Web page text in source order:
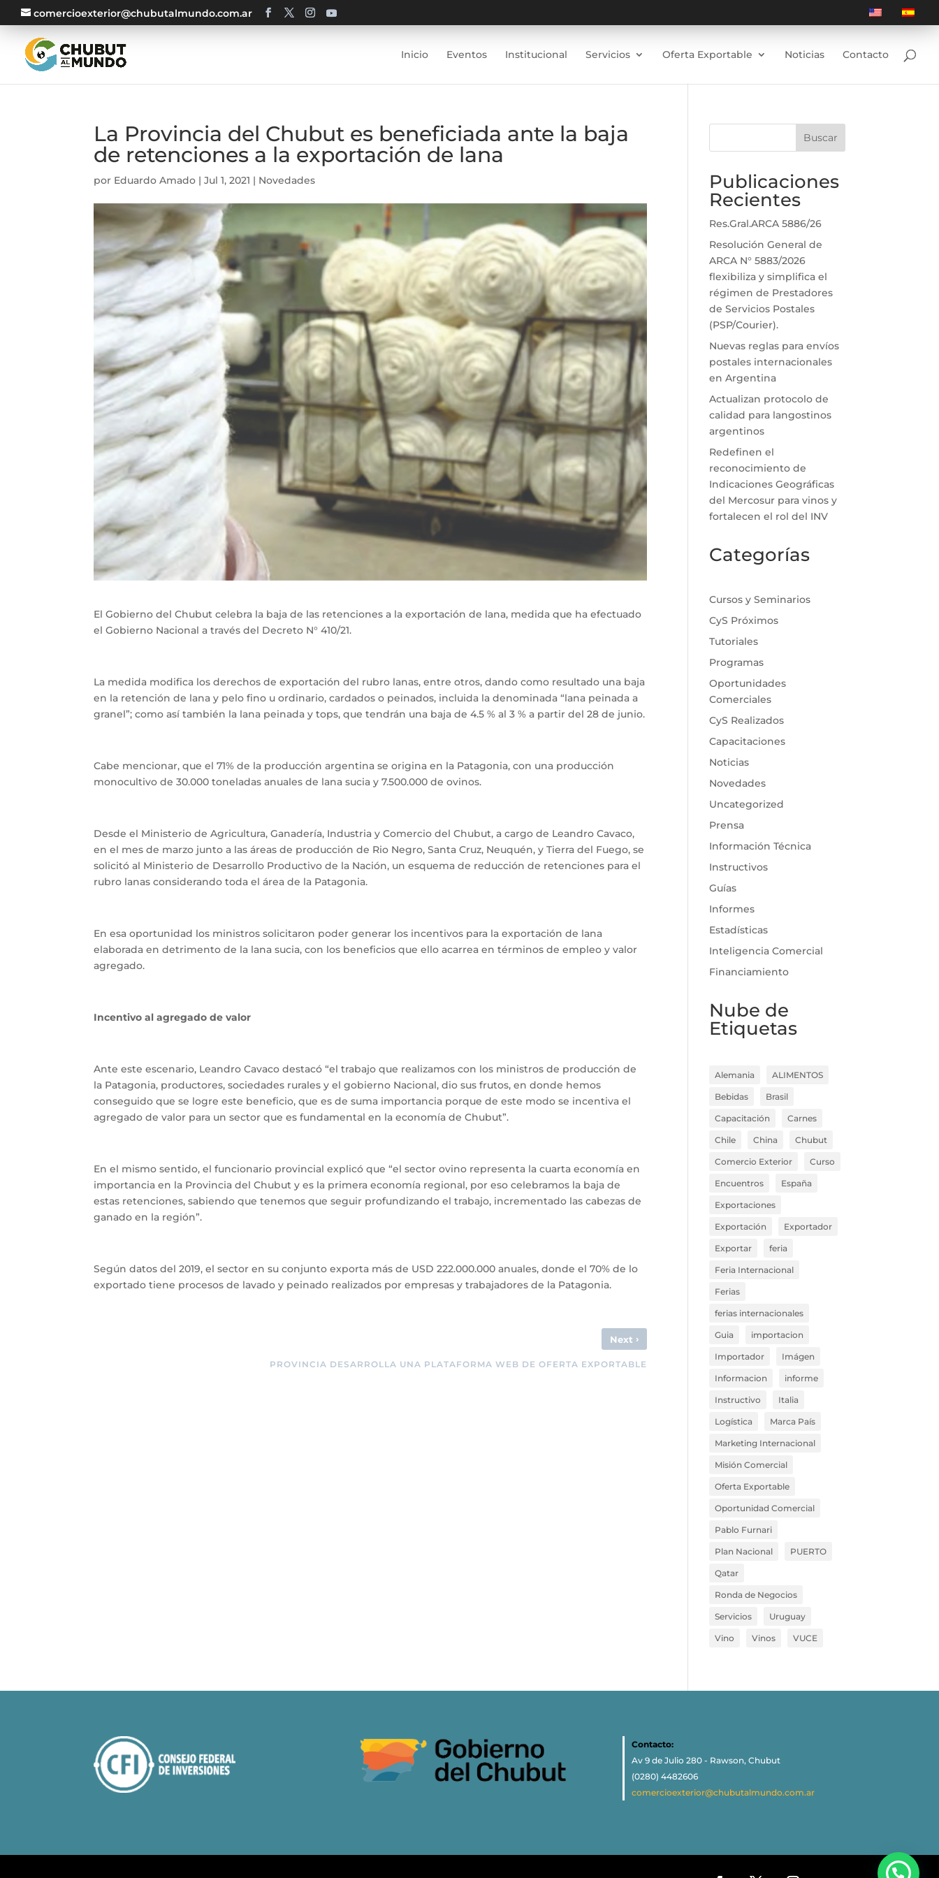
comercioexterior@chubutalmundo.com.ar
Inicio Eventos Institucional Servicios Oferta Exportable Noticias Contacto
La Provincia del Chubut es beneficiada ante la baja
de retenciones a la exportación de lana
por Eduardo Amado |Jul 1, 2021 | Novedades
El Gobierno del Chubut celebra la baja de las retenciones a la exportación de lana, medida que ha efectuado
el Gobierno Nacional a través del Decreto N° 410/21.
La medida modifica los derechos de exportación del rubro lanas, entre otros, dando como resultado una baja
en la retención de lana y pelo fino u ordinario, cardados o peinados, incluida la denominada “lana peinada a
granel”; como así también la lana peinada y tops, que tendrán una baja de 4.5 % al 3 % a partir del 28 de junio.
Cabe mencionar, que el 71% de la producción argentina se origina en la Patagonia, con una producción
monocultivo de 30.000 toneladas anuales de lana sucia y 7.500.000 de ovinos.
Desde el Ministerio de Agricultura, Ganadería, Industria y Comercio del Chubut, a cargo de Leandro Cavaco,
en el mes de marzo junto a las áreas de producción de Rio Negro, Santa Cruz, Neuquén, y Tierra del Fuego, se
solicitó al Ministerio de Desarrollo Productivo de la Nación, un esquema de reducción de retenciones para el
rubro lanas considerando toda el área de la Patagonia.
En esa oportunidad los ministros solicitaron poder generar los incentivos para la exportación de lana
elaborada en detrimento de la lana sucia, con los beneficios que ello acarrea en términos de empleo y valor
agregado.
Incentivo al agregado de valor
Ante este escenario, Leandro Cavaco destacó “el trabajo que realizamos con los ministros de producción de
la Patagonia, productores, sociedades rurales y el gobierno Nacional, dio sus frutos, en donde hemos
conseguido que se logre este beneficio, que es de suma importancia porque de este modo se incentiva el
agregado de valor para un sector que es fundamental en la economía de Chubut”.
En el mismo sentido, el funcionario provincial explicó que “el sector ovino representa la cuarta economía en
importancia en la Provincia del Chubut y es la primera economía regional, por eso celebramos la baja de
estas retenciones, sabiendo que tenemos que seguir profundizando el trabajo, incrementado las cabezas de
ganado en la región”.
Según datos del 2019, el sector en su conjunto exporta más de USD 222.000.000 anuales, donde el 70% de lo
exportado tiene procesos de lavado y peinado realizados por empresas y trabajadores de la Patagonia.
Next ›
PROVINCIA DESARROLLA UNA PLATAFORMA WEB DE OFERTA EXPORTABLE
Buscar
Publicaciones
Recientes
Res.Gral.ARCA 5886/26
Resolución General de
ARCA N° 5883/2026
flexibiliza y simplifica el
régimen de Prestadores
de Servicios Postales
(PSP/Courier).
Nuevas reglas para envíos
postales internacionales
en Argentina
Actualizan protocolo de
calidad para langostinos
argentinos
Redefinen el
reconocimiento de
Indicaciones Geográficas
del Mercosur para vinos y
fortalecen el rol del INV
Categorías
Cursos y Seminarios
CyS Próximos
Tutoriales
Programas
Oportunidades
Comerciales
CyS Realizados
Capacitaciones
Noticias
Novedades
Uncategorized
Prensa
Información Técnica
Instructivos
Guías
Informes
Estadísticas
Inteligencia Comercial
Financiamiento
Nube de
Etiquetas
Alemania ALIMENTOS
Bebidas Brasil
Capacitación Carnes
Chile China Chubut
Comercio Exterior Curso
Encuentros España
Exportaciones
Exportación Exportador
Exportar feria
Feria Internacional
Ferias
ferias internacionales
Guia importacion
Importador Imágen
Informacion informe
Instructivo Italia
Logística Marca País
Marketing Internacional
Misión Comercial
Oferta Exportable
Oportunidad Comercial
Pablo Furnari
Plan Nacional PUERTO
Qatar
Ronda de Negocios
Servicios Uruguay
Vino Vinos VUCE
Contacto:
Av 9 de Julio 280 - Rawson, Chubut
(0280) 4482606
comercioexterior@chubutalmundo.com.ar